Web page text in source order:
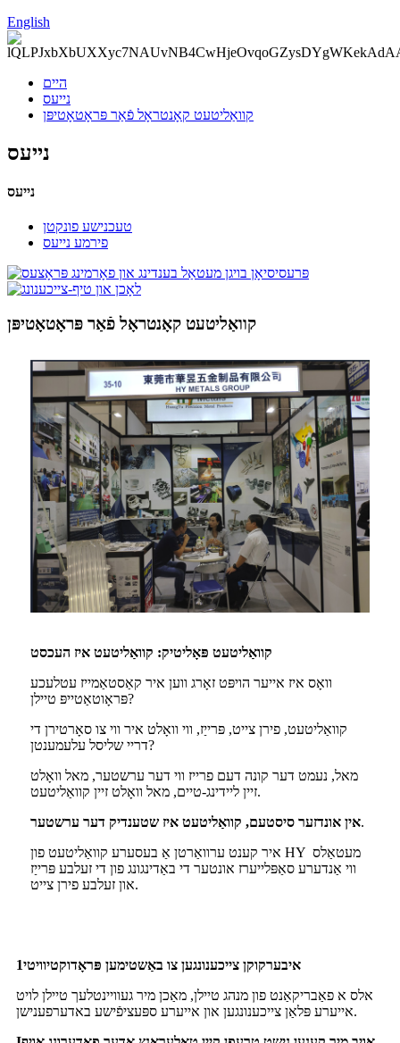
English
היים
נייעס
קוואַליטעט קאָנטראָל פֿאַר פּראָטאָטיפּן
נייעס
נייעס
טעכנישע פונקטן
פירמע נייעס
קוואַליטעט קאָנטראָל פֿאַר פּראָטאָטיפּן
קוואַליטעט פּאָליטיק: קוואַליטעט איז העכסט
וואָס איז אייער הויפּט זאָרג ווען איר קאַסטאַמייז עטלעכע
פּראָוטאַטייפּ טיילן?
קוואַליטעט, פירן צייט, פּרייַז, ווי וואָלט איר ווי צו סאָרטירן די
דריי שליסל עלעמענטן?
מאל, נעמט דער קונה דעם פרייז ווי דער ערשטער, מאל וואָלט
זיין ליידינג-טיים, מאל וואָלט זיין קוואַליטעט.
אין אונדזער סיסטעם, קוואַליטעט איז שטענדיק דער ערשטער.
איר קענט ערוואַרטן אַ בעסערע קוואַליטעט פון HY מעטאַלס ​​
ווי אַנדערע סאַפּלייערז אונטער די באַדינגונג פון די זעלבע פּרייַז
און זעלבע פירן צייט.
1איבערקוקן צייכענונגען צו באַשטימען פּראָדוקטיוויטי
אלס א פאַבריקאַנט פון מנהג טיילן, מאַכן מיר געוויינטלעך טיילן לויט
אייערע פּלאַן צייכענונגען און אייערע ספּעציפֿישע באדערפענישן.